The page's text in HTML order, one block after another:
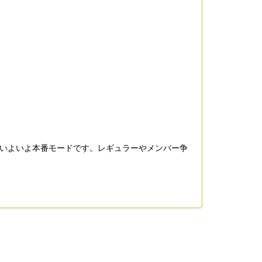
よいよ本番モードです。レギュラーやメンバー争